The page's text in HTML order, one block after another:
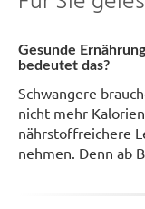
Gesunde
bedeutet das?
Schwangere
nicht mehr
nährstoffreichere
nehmen. Denn ab